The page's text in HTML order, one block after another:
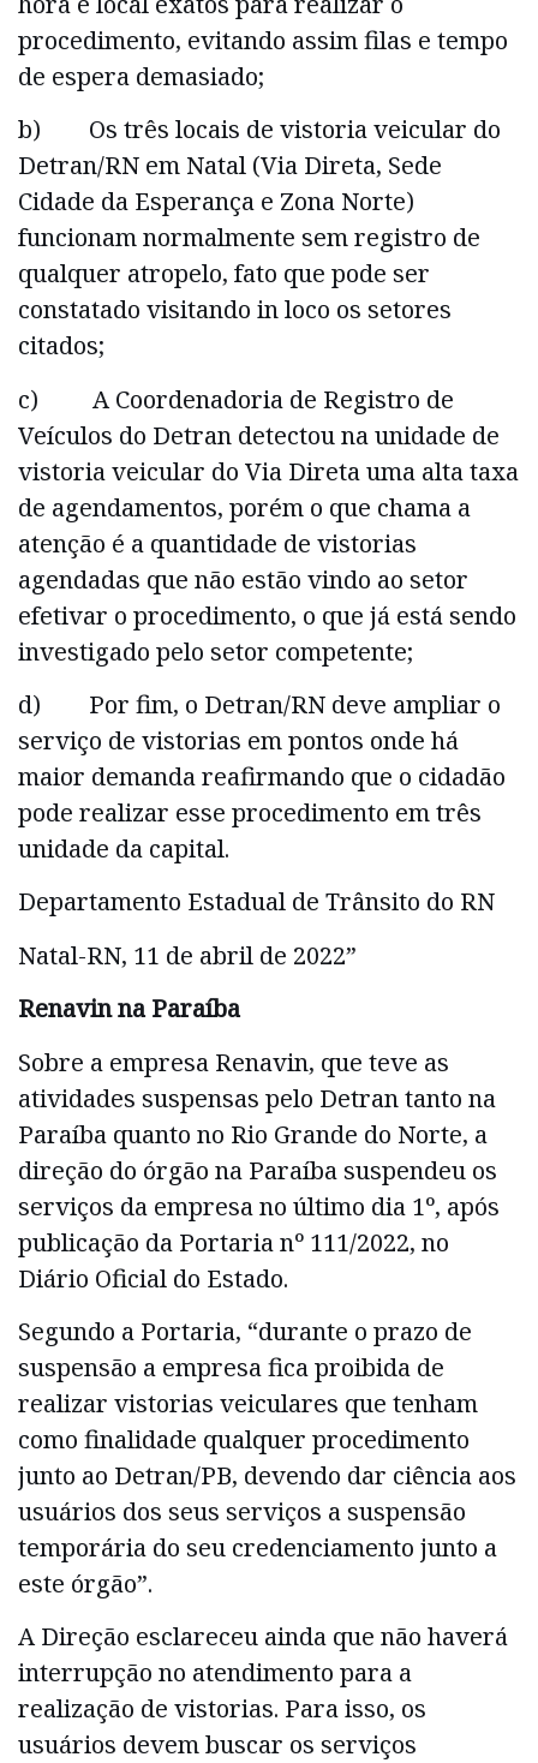
procedimento, evitando assim filas e tempo
de espera demasiado;
b) Os três locais de vistoria veicular do
Detran/RN em Natal (Via Direta, Sede
Cidade da Esperança e Zona Norte)
funcionam normalmente sem registro de
qualquer atropelo, fato que pode ser
constatado visitando in loco os setores
citados;
c) A Coordenadoria de Registro de
Veículos do Detran detectou na unidade de
vistoria veicular do Via Direta uma alta taxa
de agendamentos, porém o que chama a
atenção é a quantidade de vistorias
agendadas que não estão vindo ao setor
efetivar o procedimento, o que já está sendo
investigado pelo setor competente;
d) Por fim, o Detran/RN deve ampliar o
serviço de vistorias em pontos onde há
maior demanda reafirmando que o cidadão
pode realizar esse procedimento em três
unidade da capital.
Departamento Estadual de Trânsito do RN
Natal-RN, 11 de abril de 2022”
Renavin na Paraíba
Sobre a empresa Renavin, que teve as
atividades suspensas pelo Detran tanto na
Paraíba quanto no Rio Grande do Norte, a
direção do órgão na Paraíba suspendeu os
serviços da empresa no último dia 1º, após
publicação da Portaria nº 111/2022, no
Diário Oficial do Estado.
Segundo a Portaria, “durante o prazo de
suspensão a empresa fica proibida de
realizar vistorias veiculares que tenham
como finalidade qualquer procedimento
junto ao Detran/PB, devendo dar ciência aos
usuários dos seus serviços a suspensão
temporária do seu credenciamento junto a
este órgão”.
A Direção esclareceu ainda que não haverá
interrupção no atendimento para a
realização de vistorias. Para isso, os
usuários devem buscar os serviços